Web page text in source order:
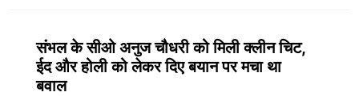
संभल के सीओ अनुज चौधरी को मिली क्लीन चिट,
ईद और होली को लेकर दिए बयान पर मचा था
बवाल